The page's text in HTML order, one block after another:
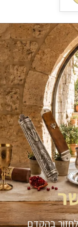
לחזור בהקדם